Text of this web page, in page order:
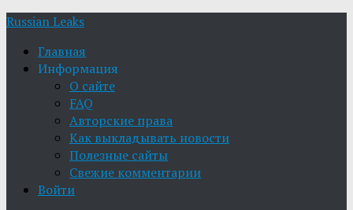
Russian Leaks
Главная
Информация
О сайте
FAQ
Авторские права
Как выкладывать новости
Полезные сайты
Свежие комментарии
Войти